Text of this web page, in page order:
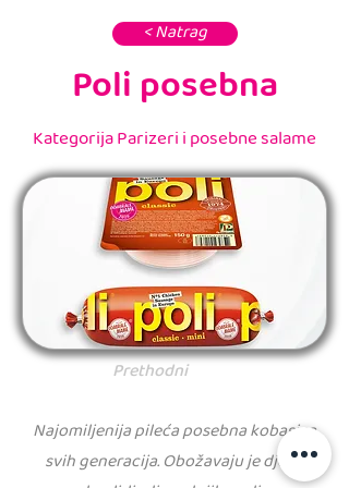
< Natrag
Poli posebna
Kategorija Parizeri i posebne salame
Prethodni
Najomiljenija pileća posebna kobasica
svih generacija. Obožavaju je djeca,